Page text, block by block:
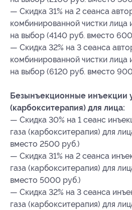
— Скидка 31% на 2 сеанса
комбинированной чистки лица
на выбор (4140 руб. вместо
— Скидка 32% на 3 сеанса
комбинированной чистки лица
на выбор (6120 руб. вместо
Безынъекционные инъекции
(карбокситерапия) для лица:
— Скидка 30% на 1 сеанс
газа (карбокситерапия) для
вместо 2500 руб.)
— Скидка 31% на 2 сеанса
газа (карбокситерапия) для
вместо 5000 руб.)
— Скидка 32% на 3 сеанса
газа (карбокситерапия) для